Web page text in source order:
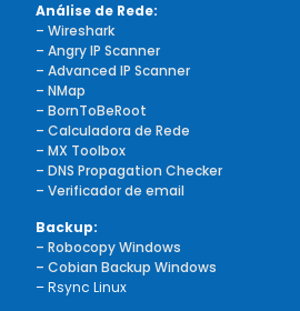
Análise de Rede:
– Wireshark
– Angry IP Scanner
– Advanced IP Scanner
– NMap
– BornToBeRoot
– Calculadora de Rede
– MX Toolbox
– DNS Propagation Checker
– Verificador de email
Backup:
– Robocopy Windows
– Cobian Backup Windows
– Rsync Linux